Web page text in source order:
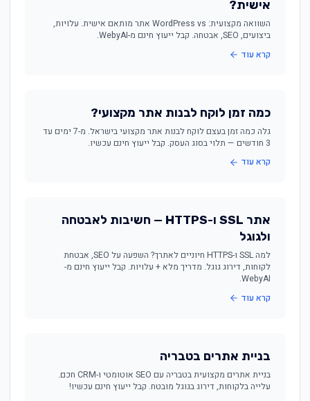
אישית?
השוואה מקצועית: WordPress vs אתר מותאם אישית. עלויות,
ביצועים, SEO, אבטחה. קבל ייעוץ חינם מ-WebyAI.
קרא עוד
כמה זמן לוקח לבנות אתר מקצועי?
גלה כמה זמן בעצם לוקח לבנות אתר מקצועי בישראל. מ-7 ימים עד
3 חודשים — תלוי בסוג העסק. קבל ייעוץ חינם עכשיו.
קרא עוד
אתר SSL ו-HTTPS — חשיבות לאבטחה
ולגוגל
למה SSL ו-HTTPS חיוניים לאתרך? השפעה על SEO, אבטחת
לקוחות, דירוג גוגל. מדריך מלא + עלויות. קבל ייעוץ חינם מ-
WebyAI.
קרא עוד
בניית אתרים בטבריה
בניית אתרים מקצועית בטבריה עם SEO אוטומטי ו-CRM חכם.
עלייה בלקוחות, דירוג בגוגל מובטח. קבל ייעוץ חינם עכשיו!